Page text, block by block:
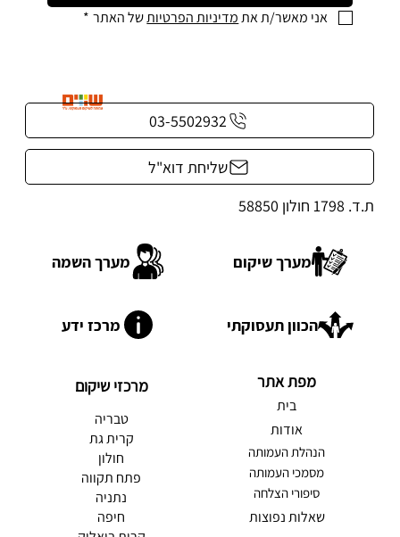
אני מאשר/ת את מדיניות הפרטיות של האתר *
מערך השמה
הכוון תעסוקתי מרכז ידע
מערך שיקום
מרכזי שיקום
טבריה
קרית גת
חולון
פתח תקווה
נתניה
חיפה
03-5502932
שליחת דוא"ל
ת.ד. 1798 חולון 58850
מפת אתר
בית
אודות
הנהלת העמותה
מסמכי העמותה
סיפורי הצלחה
שאלות נפוצות